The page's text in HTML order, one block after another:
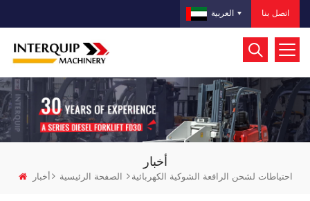
اتصل بنا العربية
أخبار
الصفحة الرئيسية أخبار احتياطات لشحن الرافعة الشوكية الكهربائية